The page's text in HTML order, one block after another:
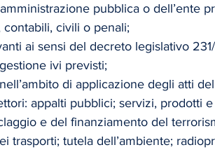
pubblica o dell’ente
civili o penali;
ai sensi del decreto legislativo
ivi previsti;
di applicazione degli atti
appalti pubblici; servizi, prodotti
e del finanziamento del
trasporti; tutela dell’ambiente;